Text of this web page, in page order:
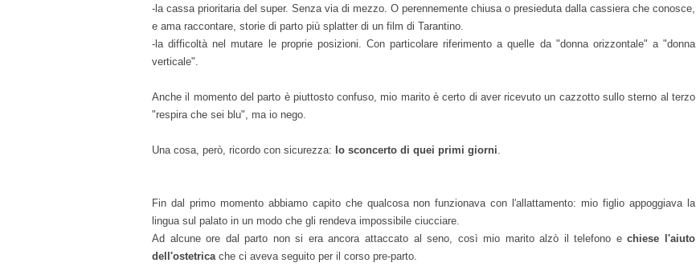
-la cassa prioritaria del super. Senza via di mezzo. O perennemente chiusa o presieduta dalla cassiera che conosce,
e ama raccontare, storie di parto più splatter di un film di Tarantino.
-la difficoltà nel mutare le proprie posizioni. Con particolare riferimento a quelle da "donna orizzontale" a "donna
verticale".
Anche il momento del parto è piuttosto confuso, mio marito è certo di aver ricevuto un cazzotto sullo sterno al terzo
"respira che sei blu", ma io nego.
Una cosa, però, ricordo con sicurezza: lo sconcerto di quei primi giorni.
Fin dal primo momento abbiamo capito che qualcosa non funzionava con l'allattamento: mio figlio appoggiava la
lingua sul palato in un modo che gli rendeva impossibile ciucciare.
Ad alcune ore dal parto non si era ancora attaccato al seno, così mio marito alzò il telefono echiese l'aiuto
dell'ostetricache ci aveva seguito per il corso pre-parto.